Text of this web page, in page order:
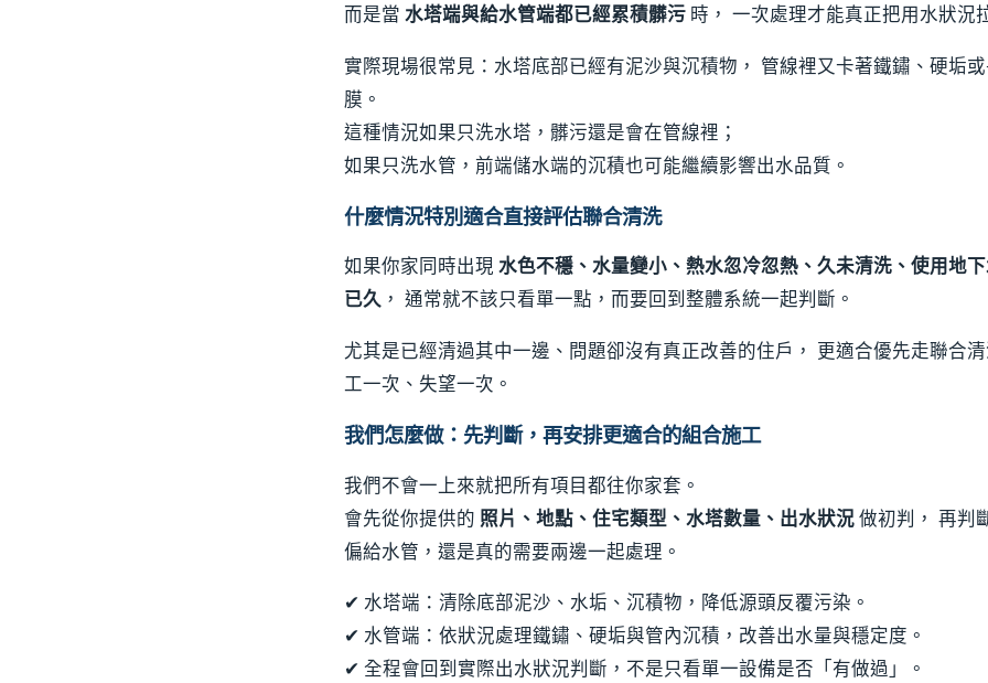
而是當 水塔端與給水管端都已經累積髒污 時， 一次處理才能真正把用水狀況
實際現場很常見：水塔底部已經有泥沙與沉積物， 管線裡又卡著鐵鏽、硬垢
膜。
這種情況如果只洗水塔，髒污還是會在管線裡；
如果只洗水管，前端儲水端的沉積也可能繼續影響出水品質。
什麼情況特別適合直接評估聯合清洗
如果你家同時出現 水色不穩、水量變小、熱水忽冷忽熱、久未清洗、使用地
已久 ， 通常就不該只看單一點，而要回到整體系統一起判斷。
尤其是已經清過其中一邊、問題卻沒有真正改善的住戶， 更適合優先走聯合
工一次、失望一次。
我們怎麼做：先判斷，再安排更適合的組合施工
我們不會一上來就把所有項目都往你家套。
會先從你提供的 照片、地點、住宅類型、水塔數量、出水狀況做初判， 再判
偏給水管，還是真的需要兩邊一起處理。
✔ 水塔端：清除底部泥沙、水垢、沉積物，降低源頭反覆污染。
✔ 水管端：依狀況處理鐵鏽、硬垢與管內沉積，改善出水量與穩定度。
✔ 全程會回到實際出水狀況判斷，不是只看單一設備是否「有做過」。